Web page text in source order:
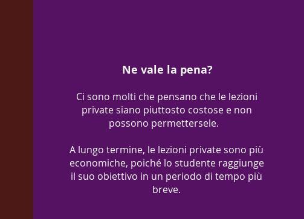
Ne vale la pena?
Ci sono molti che pensano che le lezioni
private siano piuttosto costose e non
possono permettersele.
A lungo termine, le lezioni private sono più
economiche, poiché lo studente raggiunge
il suo obiettivo in un periodo di tempo più
breve.